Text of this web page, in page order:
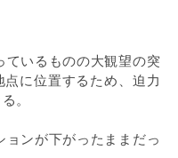
ているものの大観望の突
に位置するため、迫力
。
ョンが下がったままだっ